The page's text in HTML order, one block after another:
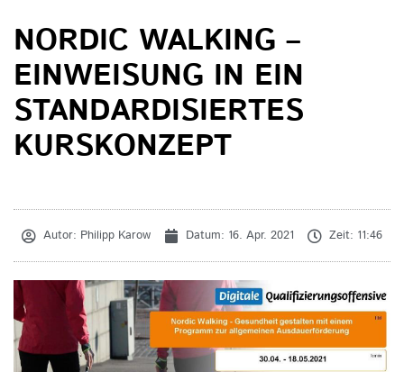
NORDIC WALKING –
EINWEISUNG IN EIN
STANDARDISIERTES
KURSKONZEPT
Autor: Philipp Karow Datum: 16. Apr. 2021 Zeit: 11:46